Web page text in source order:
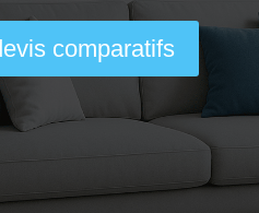
comparatifs